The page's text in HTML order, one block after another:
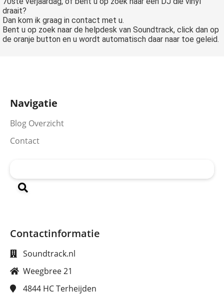
draait?
Dan kom ik graag in contact met u.
Bent u op zoek naar de helpdesk van Soundtrack, click dan op
de oranje button en u wordt automatisch daar naar toe geleid.
Navigatie
Blog Overzicht
Contact
Contactinformatie
Soundtrack.nl
Weegbree 21
4844 HCTerheijden